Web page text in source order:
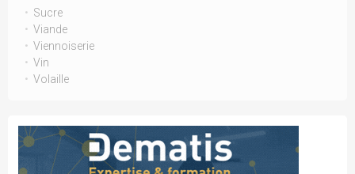
Sucre
Viande
Viennoiserie
Vin
Volaille